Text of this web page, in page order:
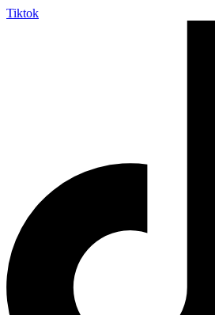
Tiktok